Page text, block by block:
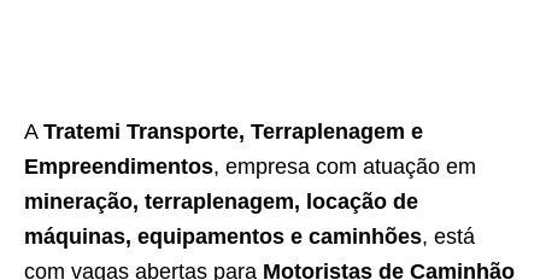
A Tratemi Transporte, Terraplenagem e
Empreendimentos, empresa com atuação em
mineração, terraplenagem, locação de
máquinas, equipamentos e caminhões, está
com vagas abertas para Motoristas de Caminhão